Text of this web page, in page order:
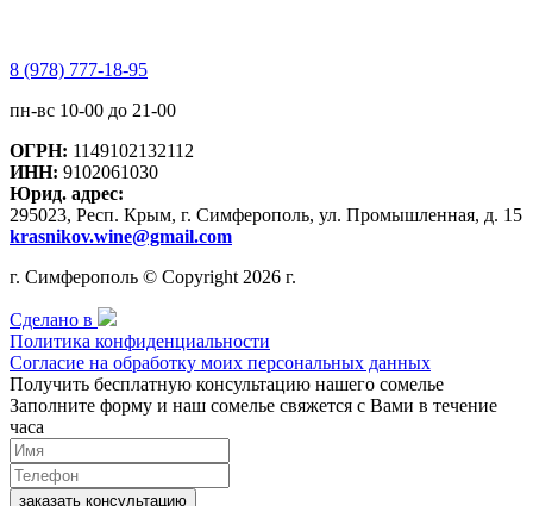
8 (978) 777-18-95
пн-вс 10-00 до 21-00
ОГРН: 1149102132112
ИНН: 9102061030
Юрид. адрес:
295023, Респ. Крым, г. Симферополь, ул. Промышленная, д. 15
krasnikov.wine@gmail.com
г. Симферополь © Copyright 2026 г.
Сделано в
Политика конфиденциальности
Согласие на обработку моих персональных данных
Получить бесплатную консультацию нашего сомелье
Заполните форму и наш сомелье свяжется с Вами в течение
часа
заказать консультацию